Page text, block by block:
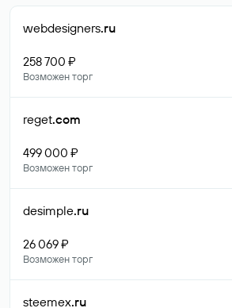
webdesigners.ru
258 700 ₽
Возможен торг
reget.com
499 000 ₽
Возможен торг
desimple.ru
26 069 ₽
Возможен торг
steemex.ru